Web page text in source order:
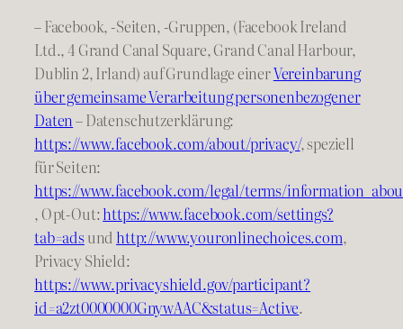
– Facebook, -Seiten, -Gruppen, (Facebook Ireland
Ltd., 4 Grand Canal Square, Grand Canal Harbour,
Dublin 2, Irland) auf Grundlage einerVereinbarung
über gemeinsame Verarbeitung personenbezogener
Daten– Datenschutzerklärung:
https://www.facebook.com/about/privacy/, speziell
für Seiten:
https://www.facebook.com/legal/terms/
, Opt-Out:https://www.facebook.com/settings?
tab=adsundhttp://www.youronlinechoices.com,
Privacy Shield:
https://www.privacyshield.gov/participant?
id=a2zt0000000GnywAAC&status=Active.